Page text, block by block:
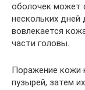
оболочек может
нескольких дней
вовлекается
части головы.
Поражение кожи
пузырей, затем